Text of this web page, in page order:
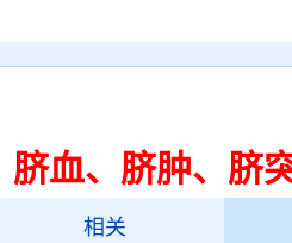
血、脐肿、脐突
相关